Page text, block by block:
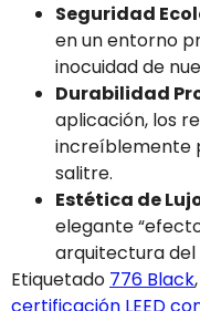
Seguridad
en un entorno
inocuidad de
Durabilidad
aplicación, los
increíblemente
salitre.
Estética de
elegante
arquitectura del
Etiquetado 776 Black,